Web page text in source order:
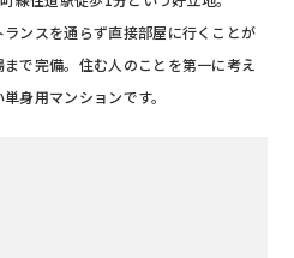
ンスを通らず直接部屋に行くことが
で完備。住む人のことを第一に考え
身用マンションです。